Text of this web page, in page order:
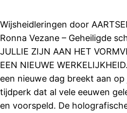
Wijsheidleringen door
Ronna Vezane – Geheiligde
JULLIE ZIJN AAN HET
EEN NIEUWE
een nieuwe dag breekt aan op
tijdperk dat al vele eeuwen
en voorspeld. De